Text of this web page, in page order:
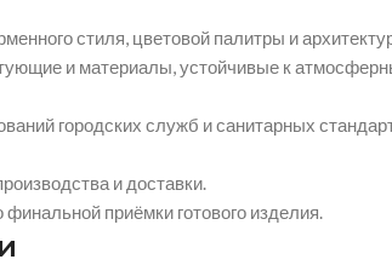
стиля, цветовой палитры и
и материалы, устойчивые к
городских служб и санитарных
и доставки.
приёмки готового изделия.